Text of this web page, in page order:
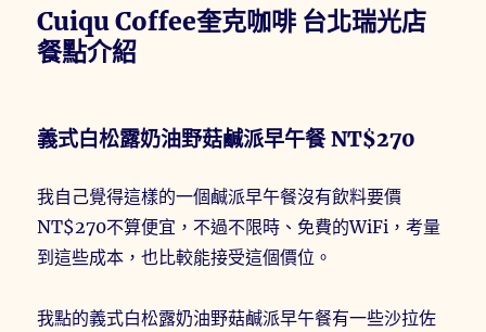
Cuiqu Coffee奎克咖啡 台北瑞光店
餐點介紹
義式白松露奶油野菇鹹派早午餐 NT$270
我自己覺得這樣的一個鹹派早午餐沒有飲料要價
NT$270不算便宜，不過不限時、免費的WiFi，考量
到這些成本，也比較能接受這個價位。
我點的義式白松露奶油野菇鹹派早午餐有一些沙拉佐